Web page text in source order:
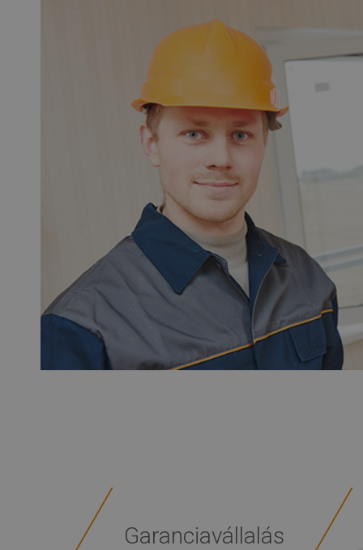
Garanciavállalás